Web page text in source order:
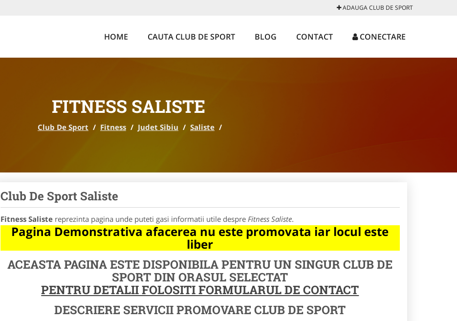
ADAUGA CLUB DE SPORT
HOME CAUTA CLUB DE SPORT BLOG CONTACT CONECTARE
FITNESS SALISTE
Club De Sport / Fitness / Judet Sibiu / Saliste /
Club De Sport Saliste
Fitness Salistereprezinta pagina unde puteti gasi informatii utile despre Fitness Saliste.
Pagina Demonstrativa afacerea nu este promovata iar locul este
liber
ACEASTA PAGINA ESTE DISPONIBILA PENTRU UN SINGUR CLUB DE
SPORT DIN ORASUL SELECTAT
PENTRU DETALII FOLOSITI FORMULARUL DE CONTACT
DESCRIERE SERVICII PROMOVARE CLUB DE SPORT